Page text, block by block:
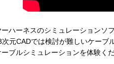
ハーネスのシミュレーションソ
元CADでは検討が難しいケーブ
ブルシミュレーションを体験くだ